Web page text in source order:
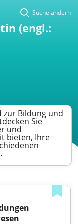
Suche ändern
(engl.:
zur Bildung und
Sie
und
bieten, Ihre